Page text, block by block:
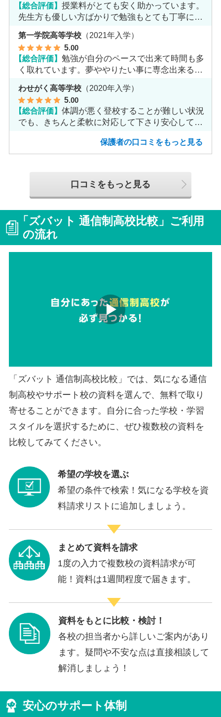
【総合評価】授業料がとても安く助かっています。
先生方も優しい方ばかりで勉強もとても丁寧に教
第一学院高等学校 （2021年入学）
5.00
【総合評価】勉強が自分のペースで出来て時間も多
く取れています。夢ややりたい事に専念出来る点
で良いと思います。
わせがく高等学校 （2020年入学）
5.00
【総合評価】体調が悪く登校することが難しい状況
でも、きちんと柔軟に対応して下さり安心して進
保護者の口コミをもっと見る
口コミをもっと見る
「ズバット 通信制高校比較」ご利用
の流れ
「ズバット 通信制高校比較」では、気になる通信
制高校やサポート校の資料を選んで、無料で取り
寄せることができます。自分に合った学校・学習
スタイルを選択するために、ぜひ複数校の資料を
比較してみてください。
希望の学校を選ぶ
希望の条件で検索！気になる学校を資
料請求リストに追加しましょう。
まとめて資料を請求
1度の入力で複数校の資料請求が可
能！資料は1週間程度で届きます。
資料をもとに比較・検討！
各校の担当者から詳しいご案内があり
ます。疑問や不安な点は直接相談して
解消しましょう！
安心のサポート体制